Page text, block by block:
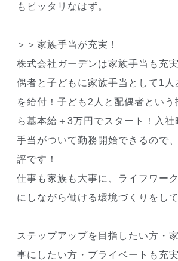
もピッタリなはず。
＞＞家族手当が充実！
株式会社ガーデンは家族手当も充
偶者と子どもに家族手当として1人
を給付！子ども2人と配偶者という
ら基本給＋3万円でスタート！入社
手当がついて勤務開始できるので
評です！
仕事も家族も大事に、ライフワー
にしながら働ける環境づくりをして
ステップアップを目指したい方・
事にしたい方・プライベートも充